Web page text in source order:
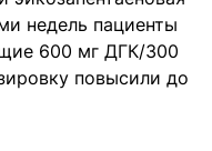
недель пациенты
600 мг ДГК/300
повысили до